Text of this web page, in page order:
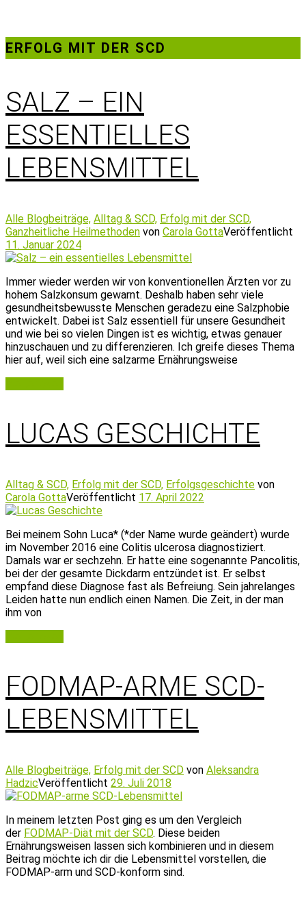
ERFOLG MIT DER SCD
SALZ – EIN
ESSENTIELLES
LEBENSMITTEL
Alle Blogbeiträge, Alltag & SCD, Erfolg mit der SCD,
Ganzheitliche Heilmethoden von Carola GottaVeröffentlicht
11. Januar 2024
Immer wieder werden wir von konventionellen Ärzten vor zu
hohem Salzkonsum gewarnt. Deshalb haben sehr viele
gesundheitsbewusste Menschen geradezu eine Salzphobie
entwickelt. Dabei ist Salz essentiell für unsere Gesundheit
und wie bei so vielen Dingen ist es wichtig, etwas genauer
hinzuschauen und zu differenzieren. Ich greife dieses Thema
hier auf, weil sich eine salzarme Ernährungsweise
LUCAS GESCHICHTE
Alltag & SCD, Erfolg mit der SCD, Erfolgsgeschichte von
Carola GottaVeröffentlicht 17. April 2022
Bei meinem Sohn Luca* (*der Name wurde geändert) wurde
im November 2016 eine Colitis ulcerosa diagnostiziert.
Damals war er sechzehn. Er hatte eine sogenannte Pancolitis,
bei der der gesamte Dickdarm entzündet ist. Er selbst
empfand diese Diagnose fast als Befreiung. Sein jahrelanges
Leiden hatte nun endlich einen Namen. Die Zeit, in der man
ihm von
FODMAP-ARME SCD-
LEBENSMITTEL
Alle Blogbeiträge, Erfolg mit der SCD von Aleksandra
HadzicVeröffentlicht 29. Juli 2018
In meinem letzten Post ging es um den Vergleich
der FODMAP-Diät mit der SCD. Diese beiden
Ernährungsweisen lassen sich kombinieren und in diesem
Beitrag möchte ich dir die Lebensmittel vorstellen, die
FODMAP-arm und SCD-konform sind.